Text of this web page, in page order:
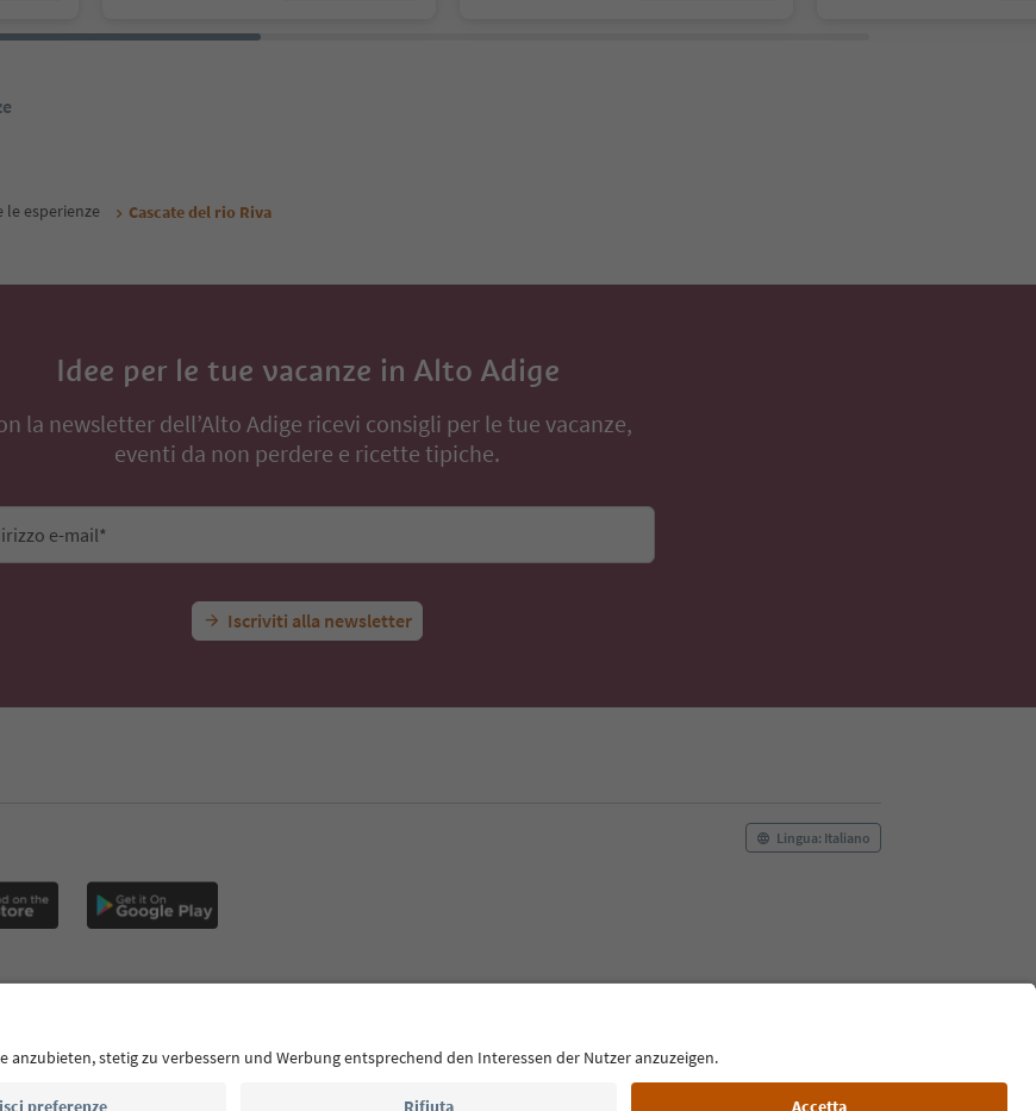
le esperienze Cascate del rio Riva
Idee per le tue vacanze in Alto Adige
la newsletter dell’Alto Adige ricevi consigli per le tue vacanze,
eventi da non perdere e ricette tipiche.
e-mail*
Iscriviti alla newsletter
Lingua: Italiano